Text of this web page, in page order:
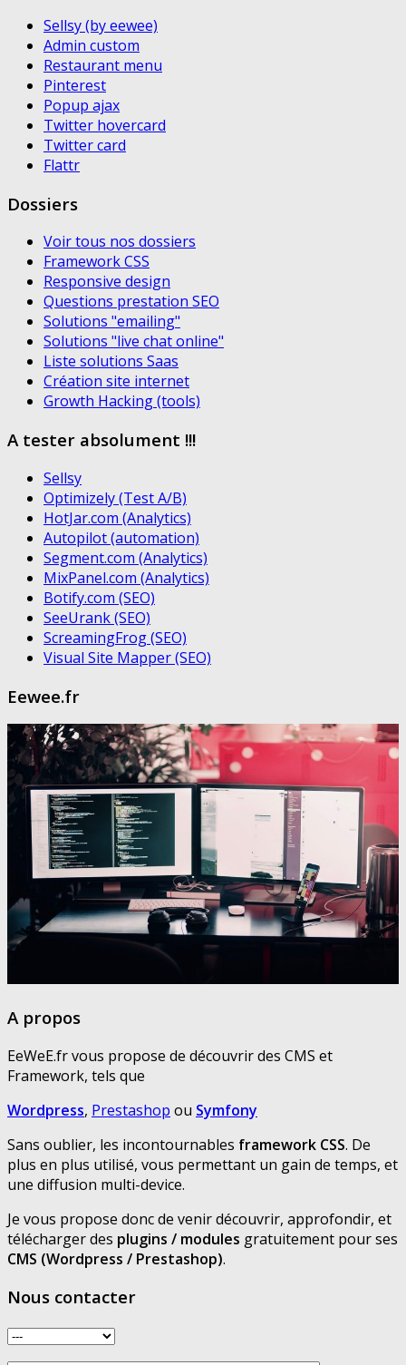
Sellsy (by eewee)
Admin custom
Restaurant menu
Pinterest
Popup ajax
Twitter hovercard
Twitter card
Flattr
Dossiers
Voir tous nos dossiers
Framework CSS
Responsive design
Questions prestation SEO
Solutions "emailing"
Solutions "live chat online"
Liste solutions Saas
Création site internet
Growth Hacking (tools)
A tester absolument !!!
Sellsy
Optimizely (Test A/B)
HotJar.com (Analytics)
Autopilot (automation)
Segment.com (Analytics)
MixPanel.com (Analytics)
Botify.com (SEO)
SeeUrank (SEO)
ScreamingFrog (SEO)
Visual Site Mapper (SEO)
Eewee.fr
A propos
EeWeE.fr vous propose de découvrir des CMS et
Framework, tels que
Wordpress, Prestashop ou Symfony
Sans oublier, les incontournables framework CSS. De
plus en plus utilisé, vous permettant un gain de temps, et
une diffusion multi-device.
Je vous propose donc de venir découvrir, approfondir, et
télécharger des plugins / modules gratuitement pour ses
CMS (Wordpress / Prestashop).
Nous contacter